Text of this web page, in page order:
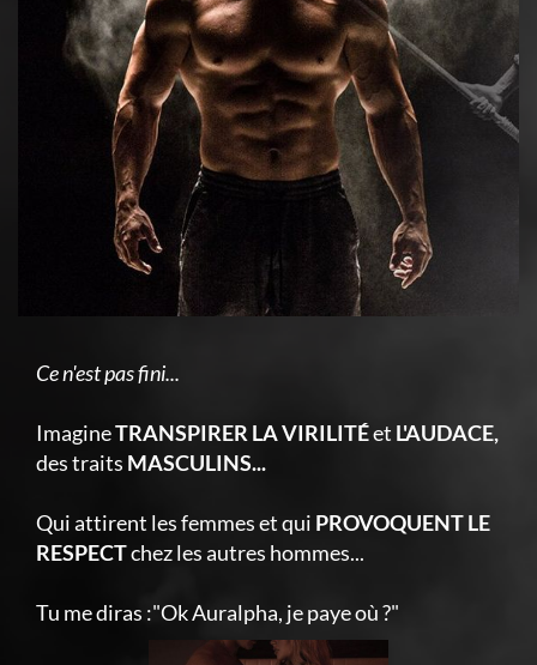
Ce n'est pas fini...
ImagineTRANSPIRER LA VIRILITÉet L'AUDACE,
des traits MASCULINS...
Qui attirent les femmes et qui PROVOQUENT LE
RESPECTchez les autres hommes...
Tu me diras :"Ok Auralpha, je paye où ?"